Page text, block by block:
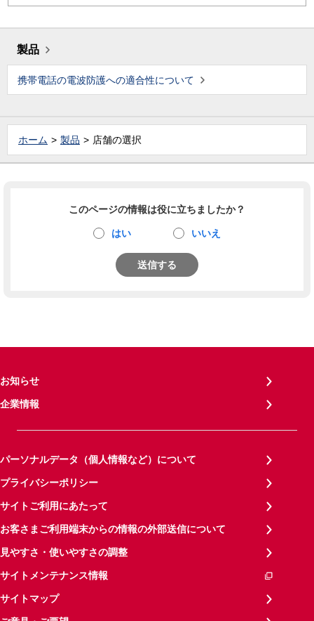
製品
携帯電話の電波防護への適合性について
ホーム 製品 店舗の選択
このページの情報は役に立ちましたか？
はい いいえ
送信する
お知らせ
企業情報
パーソナルデータ（個人情報など）について
プライバシーポリシー
サイトご利用にあたって
お客さまご利用端末からの情報の外部送信について
見やすさ・使いやすさの調整
サイトメンテナンス情報
サイトマップ